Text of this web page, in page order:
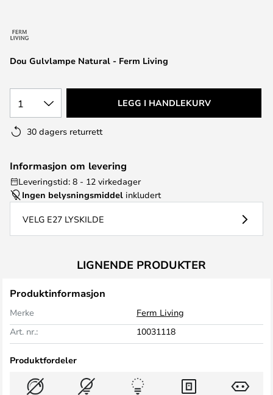
Dou Gulvlampe Natural - Ferm Living
1 LEGG I HANDLEKURV
30 dagers returrett
Informasjon om levering
Leveringstid: 8 - 12 virkedager
Ingen belysningsmiddel inkludert
VELG E27 LYSKILDE
LIGNENDE PRODUKTER
Produktinformasjon
Merke
Ferm Living
Art. nr.:
10031118
Produktfordeler